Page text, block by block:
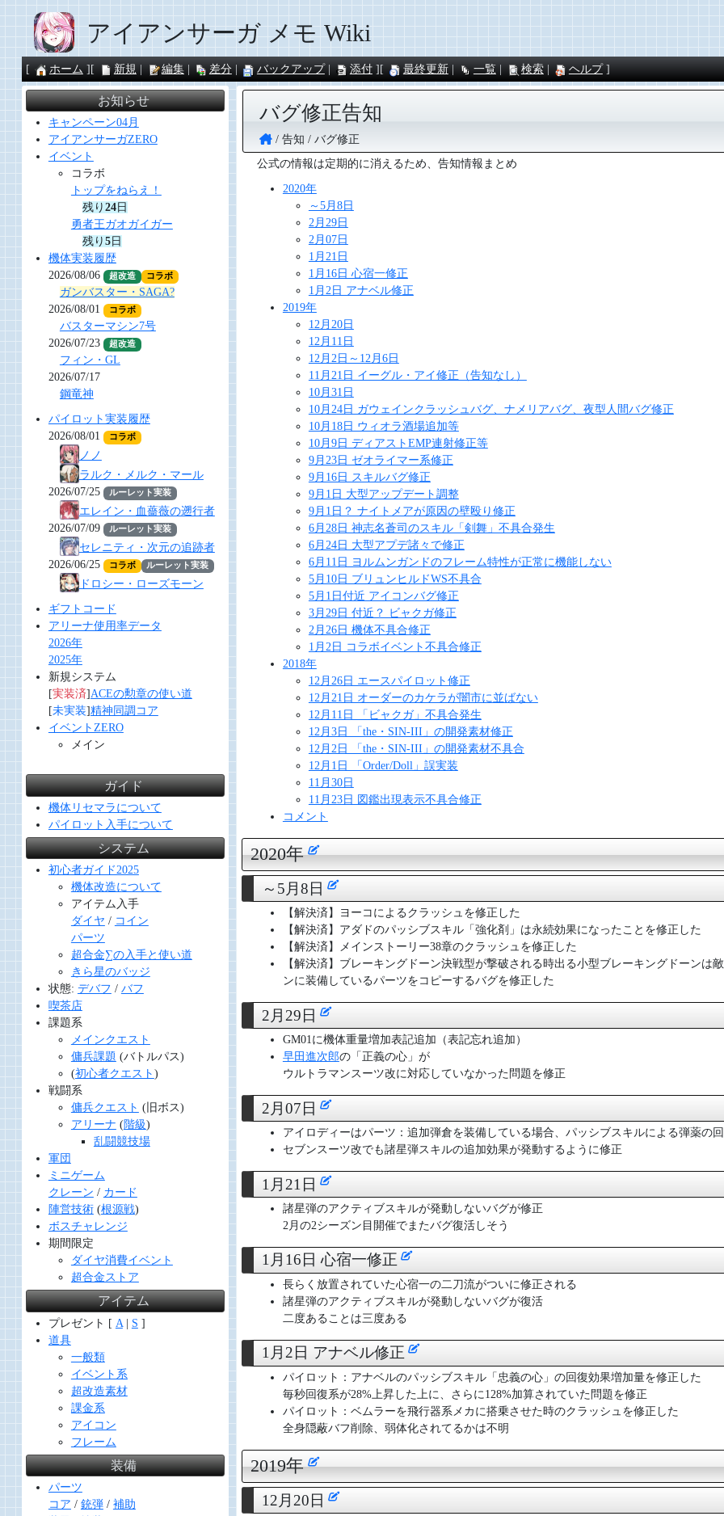
アイアンサーガ メモ Wiki
ホーム 新規 編集 差分 バックアップ 添付 最終更新 一覧 検索 ヘルプ
バグ修正告知
告知
バグ修正
公式の情報は定期的に消えるため、告知情報まとめ
2020年
～5月8日
2月29日
2月07日
1月21日
1月16日 心宿一修正
1月2日 アナベル修正
2019年
12月20日
12月11日
12月2日～12月6日
11月21日 イーグル・アイ修正（告知なし）
10月31日
10月24日 ガウェインクラッシュバグ、ナメリアバグ、夜型人間バグ修正
10月18日 ウィオラ酒場追加等
10月9日 ディアストEMP連射修正等
9月23日 ゼオライマー系修正
9月16日 スキルバグ修正
9月1日 大型アップデート調整
9月1日？ ナイトメアが原因の壁殴り修正
6月28日 神志名蒼司のスキル「剣舞」不具合発生
6月24日 大型アプデ諸々で修正
6月11日 ヨルムンガンドのフレーム特性が正常に機能しない
5月10日 ブリュンヒルドWS不具合
5月1日付近 アイコンバグ修正
3月29日 付近？ ビャクガ修正
2月26日 機体不具合修正
1月2日 コラボイベント不具合修正
2018年
12月26日 エースパイロット修正
12月21日 オーダーのカケラが闇市に並ばない
12月11日 「ビャクガ」不具合発生
12月3日 「the・SIN-III」の開発素材修正
12月2日 「the・SIN-III」の開発素材不具合
12月1日 「Order/Doll」誤実装
11月30日
11月23日 図鑑出現表示不具合修正
コメント
2020年
～5月8日
【解決済】ヨーコによるクラッシュを修正した
【解決済】アダドのパッシブスキル「強化剤」は永続効果になったことを修正した
【解決済】メインストーリー38章のクラッシュを修正した
【解決済】ブレーキングドーン決戦型が撃破される時出る小型ブレーキングドーンは
ンに装備しているパーツをコピーするバグを修正した
2月29日
GM01に機体重量増加表記追加（表記忘れ追加）
早田進次郎の「正義の心」が
ウルトラマンスーツ改に対応していなかった問題を修正
2月07日
アイロディーはパーツ：追加弾倉を装備している場合、パッシブスキルによる弾薬の
セブンスーツ改でも諸星弾スキルの追加効果が発動するように修正
1月21日
諸星弾のアクティブスキルが発動しないバグが修正
2月の2シーズン目開催でまたバグ復活しそう
1月16日 心宿一修正
長らく放置されていた心宿一の二刀流がついに修正される
諸星弾のアクティブスキルが発動しないバグが復活
二度あることは三度ある
1月2日 アナベル修正
パイロット：アナベルのパッシブスキル「忠義の心」の回復効果増加量を修正した
毎秒回復系が28%上昇した上に、さらに128%加算されていた問題を修正
パイロット：ベムラーを飛行器系メカに搭乗させた時のクラッシュを修正した
全身隠蔽バフ削除、弱体化されてるかは不明
2019年
12月20日
お知らせ
キャンペーン04月
アイアンサーガZERO
イベント
コラボ
トップをねらえ！
残り 24日
勇者王ガオガイガー
残り 5日
機体実装履歴
2026/08/06
超改造 コラボ
ガンバスター・SAGA?
2026/08/01
コラボ
バスターマシン7号
2026/07/23
超改造
フィン・GL
2026/07/17
鋼竜神
パイロット実装履歴
2026/08/01
コラボ
ノノ
ラルク・メルク・マール
2026/07/25
ルーレット実装
エレイン・血薔薇の遡行者
2026/07/09
ルーレット実装
セレニティ・次元の追跡者
2026/06/25
コラボ ルーレット実装
ドロシー・ローズモーン
ギフトコード
アリーナ使用率データ
2026年
2025年
新規システム
[実装済]ACEの勲章の使い道
[未実装]精神同調コア
イベントZERO
メイン
ガイド
機体リセマラについて
パイロット入手について
システム
初心者ガイド2025
機体改造について
アイテム入手
ダイヤ / コイン
パーツ
超合金∑の入手と使い道
きら星のバッジ
状態: デバフ / バフ
喫茶店
課題系
メインクエスト
傭兵課題 (バトルパス)
(初心者クエスト )
戦闘系
傭兵クエスト (旧ボス)
アリーナ (階級)
乱闘競技場
軍団
ミニゲーム
クレーン / カード
陣営技術(根源戦)
ボスチャレンジ
期間限定
ダイヤ消費イベント
超合金ストア
アイテム
プレゼント [ A| S ]
道具
一般類
イベント系
超改造素材
課金系
アイコン
フレーム
装備
パーツ
コア / 銃弾/ 補助